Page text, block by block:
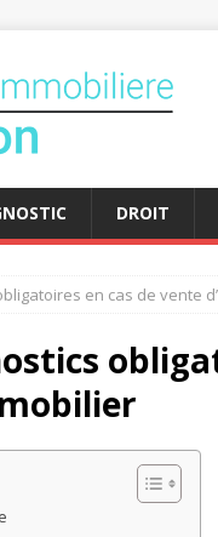
DROIT
en cas de vente